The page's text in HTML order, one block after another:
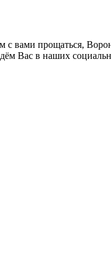
вами прощаться,
Вас в наших